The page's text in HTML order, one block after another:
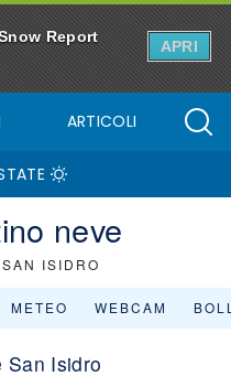
Report
APRI
ARTICOLI
neve
SAN ISIDRO
METEO WEBCAM
San Isidro